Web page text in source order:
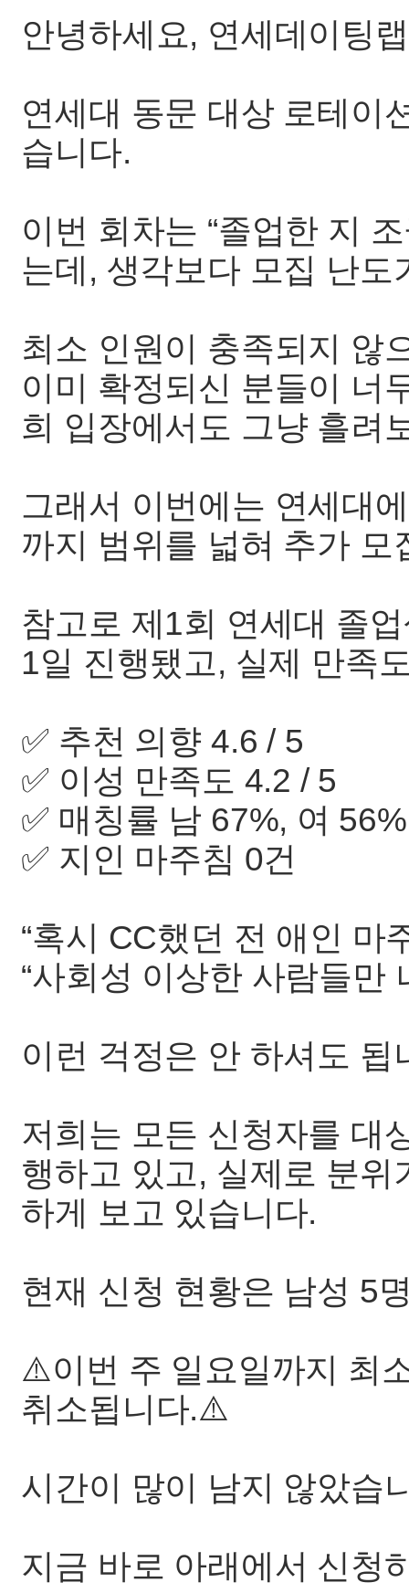
안녕하세요, 연세데이팅
연세대 동문 대상 로테이
습니다.
이번 회차는 “졸업한 지
는데, 생각보다 모집 난도
최소 인원이 충족되지 않
이미 확정되신 분들이 너
희 입장에서도 그냥 흘려
그래서 이번에는 연세대
까지 범위를 넓혀 추가
참고로 제1회 연세대 졸
1일 진행됐고, 실제 만족
✅ 추천 의향 4.6 / 5
✅ 이성 만족도 4.2 / 5
✅ 매칭률 남 67%, 여 56%
✅ 지인 마주침 0건
“혹시 CC했던 전 애인 마
“사회성 이상한 사람들만
이런 걱정은 안 하셔도 됩
저희는 모든 신청자를 대
행하고 있고, 실제로 분
하게 보고 있습니다.
현재 신청 현황은 남성 5
⚠️이번 주 일요일까지 최
취소됩니다.⚠️
시간이 많이 남지 않았습
지금 바로 아래에서 신청